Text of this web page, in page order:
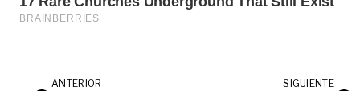
ANTERIOR SIGUIENTE